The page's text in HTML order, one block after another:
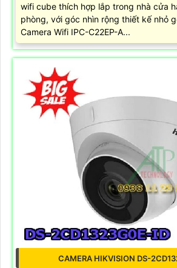
wifi cube thích hợp lắp trong nhà cửa
phòng, với góc nhìn rộng thiết kế nhỏ
Camera Wifi IPC-C22EP-A...
CAMERA HIKVISION DS-